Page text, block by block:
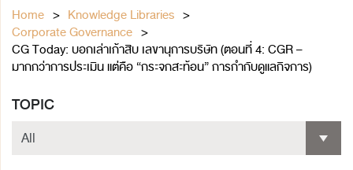
Home
Knowledge Libraries
Corporate Governance
CG Today: บอกเล่าเก้าสิบ เลขานุการบริษัท (ตอนที่ 4: CGR –
มากกว่าการประเมิน แต่คือ “กระจกสะท้อน” การกำกับดูแลกิจการ)
TOPIC